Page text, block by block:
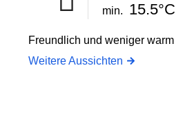
min. 15.5°C
Freundlich und weniger warm
Weitere Aussichten